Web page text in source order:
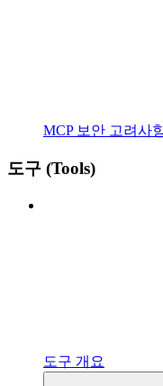
MCP 보안 고려사
도구 (Tools)
도구 개요